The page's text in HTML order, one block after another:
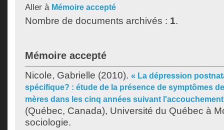
Aller à Mémoire accepté
Nombre de documents archivés : 1.
Mémoire accepté
Nicole, Gabrielle (2010). « La dépression
spécifique? : étude de la présence de symptômes
mères dans les cinq années suivant
(Québec, Canada), Université du Québec à
sociologie.